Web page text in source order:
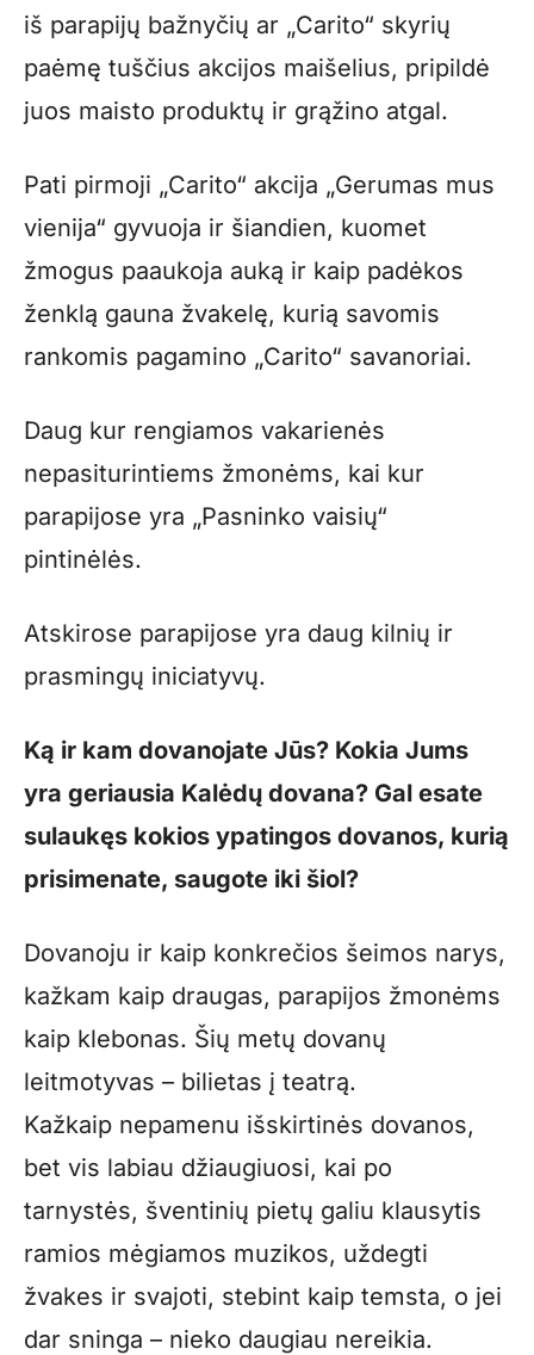
iš parapijų bažnyčių ar „Carito“ skyrių
paėmę tuščius akcijos maišelius, pripildė
juos maisto produktų ir grąžino atgal.
Pati pirmoji „Carito“ akcija „Gerumas mus
vienija“ gyvuoja ir šiandien, kuomet
žmogus paaukoja auką ir kaip padėkos
ženklą gauna žvakelę, kurią savomis
rankomis pagamino „Carito“ savanoriai.
Daug kur rengiamos vakarienės
nepasiturintiems žmonėms, kai kur
parapijose yra „Pasninko vaisių“
pintinėlės.
Atskirose parapijose yra daug kilnių ir
prasmingų iniciatyvų.
Ką ir kam dovanojate Jūs? Kokia Jums
yra geriausia Kalėdų dovana? Gal esate
sulaukęs kokios ypatingos dovanos, kurią
prisimenate, saugote iki šiol?
Dovanoju ir kaip konkrečios šeimos narys,
kažkam kaip draugas, parapijos žmonėms
kaip klebonas. Šių metų dovanų
leitmotyvas – bilietas į teatrą.
Kažkaip nepamenu išskirtinės dovanos,
bet vis labiau džiaugiuosi, kai po
tarnystės, šventinių pietų galiu klausytis
ramios mėgiamos muzikos, uždegti
žvakes ir svajoti, stebint kaip temsta, o jei
dar sninga – nieko daugiau nereikia.